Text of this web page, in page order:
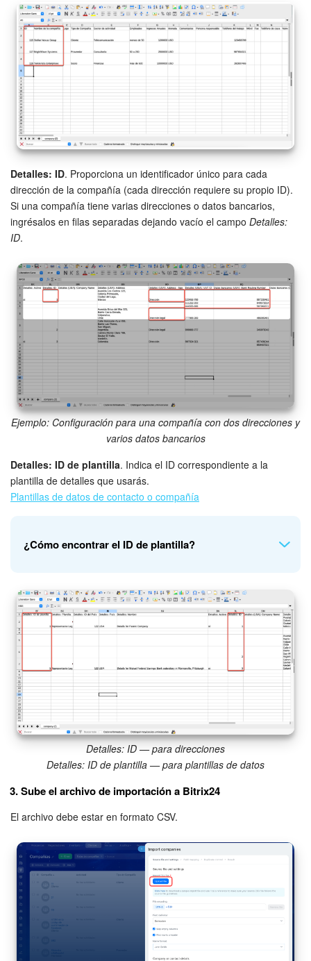
Detalles: ID. Proporciona un identificador único para cada
dirección de la compañía (cada dirección requiere su propio ID).
Si una compañía tiene varias direcciones o datos bancarios,
ingrésalos en filas separadas dejando vacío el campo Detalles:
ID.
Ejemplo: Configuración para una compañía con dos direcciones y
varios datos bancarios
Detalles: ID de plantilla. Indica el ID correspondiente a la
plantilla de detalles que usarás.
Plantillas de datos de contacto o compañía
¿Cómo encontrar el ID de plantilla?
1-5. Ve a la sección deCRM>Configuraciones>
Configuración CRM>Punto de partida>Plantillas de datos
de compañías o contactos.
6-8. Haz clic enMenú (≡)>Columnas de la lista
Detalles: ID — para direcciones
Detalles: ID de plantilla — para plantillas de datos
3. Sube el archivo de importación a Bitrix24
El archivo debe estar en formato CSV.